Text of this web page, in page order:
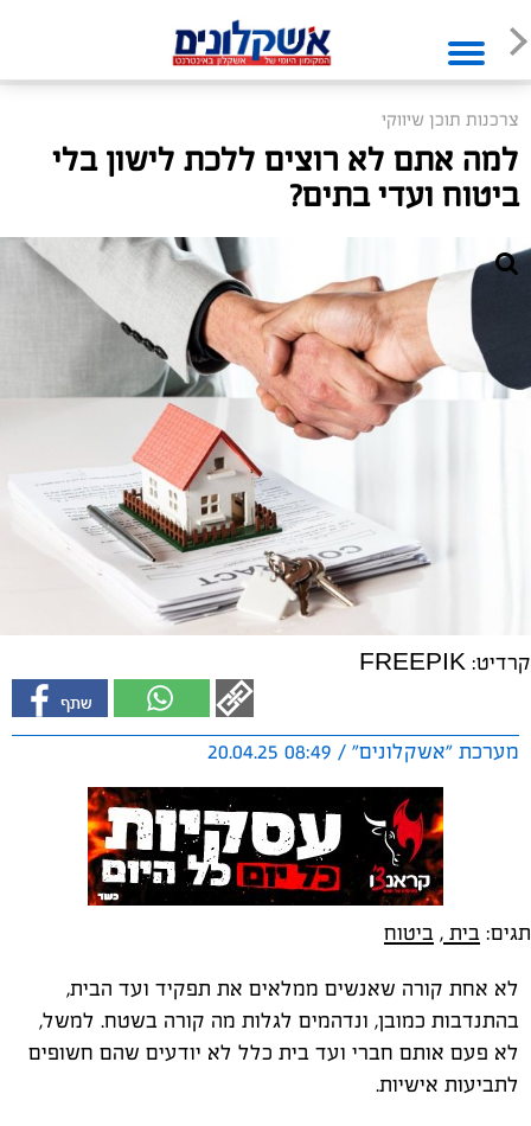
צרכנות תוכן שיווקי
למה אתם לא רוצים ללכת לישון בלי
ביטוח ועדי בתים?
קרדיט: FREEPIK
מערכת "אשקלונים" / 08:49 20.04.25
תגים: בית , ביטוח
לא אחת קורה שאנשים ממלאים את תפקיד ועד הבית,
בהתנדבות כמובן, ונדהמים לגלות מה קורה בשטח. למשל,
לא פעם אותם חברי ועד בית כלל לא יודעים שהם חשופים
לתביעות אישיות.